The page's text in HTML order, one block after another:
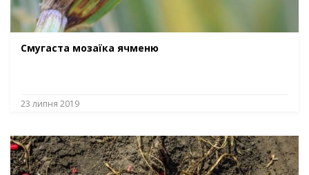
Смугаста мозаїка ячменю
23 липня 2019